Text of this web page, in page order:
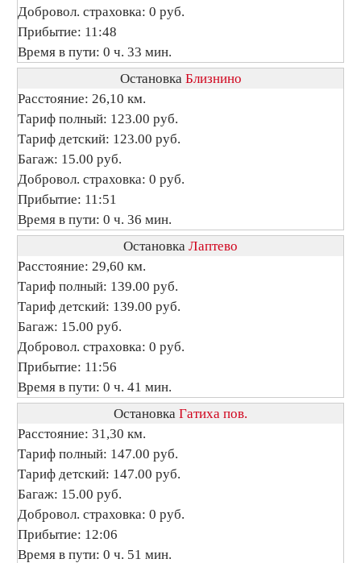
Добровол. страховка: 0 руб.
Прибытие: 11:48
Время в пути: 0 ч. 33 мин.
Остановка Близнино
Расстояние: 26,10 км.
Тариф полный: 123.00 руб.
Тариф детский: 123.00 руб.
Багаж: 15.00 руб.
Добровол. страховка: 0 руб.
Прибытие: 11:51
Время в пути: 0 ч. 36 мин.
Остановка Лаптево
Расстояние: 29,60 км.
Тариф полный: 139.00 руб.
Тариф детский: 139.00 руб.
Багаж: 15.00 руб.
Добровол. страховка: 0 руб.
Прибытие: 11:56
Время в пути: 0 ч. 41 мин.
Остановка Гатиха пов.
Расстояние: 31,30 км.
Тариф полный: 147.00 руб.
Тариф детский: 147.00 руб.
Багаж: 15.00 руб.
Добровол. страховка: 0 руб.
Прибытие: 12:06
Время в пути: 0 ч. 51 мин.